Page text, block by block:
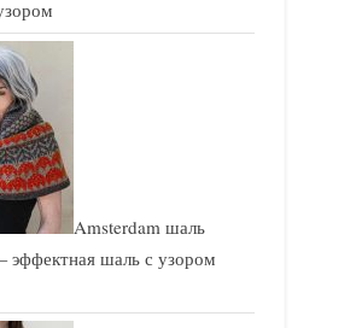
Amsterdam шаль
шаль с узором